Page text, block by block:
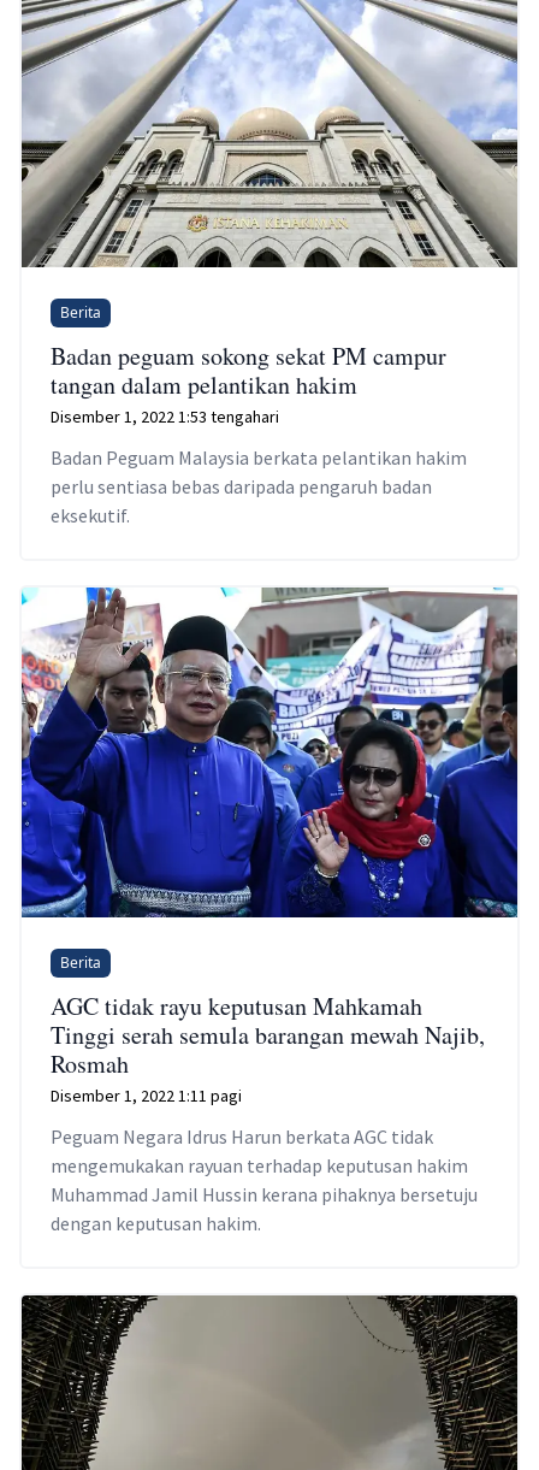
Berita
Badan peguam sokong sekat PM campur
tangan dalam pelantikan hakim
Disember 1, 2022 1:53 tengahari
Badan Peguam Malaysia berkata pelantikan hakim
perlu sentiasa bebas daripada pengaruh badan
eksekutif.
Berita
AGC tidak rayu keputusan Mahkamah
Tinggi serah semula barangan mewah Najib,
Rosmah
Disember 1, 2022 1:11 pagi
Peguam Negara Idrus Harun berkata AGC tidak
mengemukakan rayuan terhadap keputusan hakim
Muhammad Jamil Hussin kerana pihaknya bersetuju
dengan keputusan hakim.